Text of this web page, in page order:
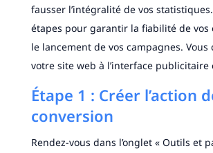
fausser l’intégralité de vos
étapes pour garantir la fiabilité de vos
le lancement de vos campagnes. Vous
votre site web à l’interface publicitaire
Étape 1 : Créer l’action
conversion
Rendez-vous dans l’onglet « Outils et